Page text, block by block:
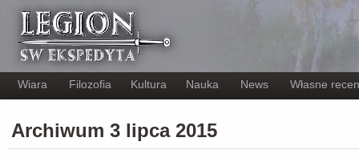
Wiara Filozofia Kultura Nauka News Własne
Archiwum 3 lipca 2015